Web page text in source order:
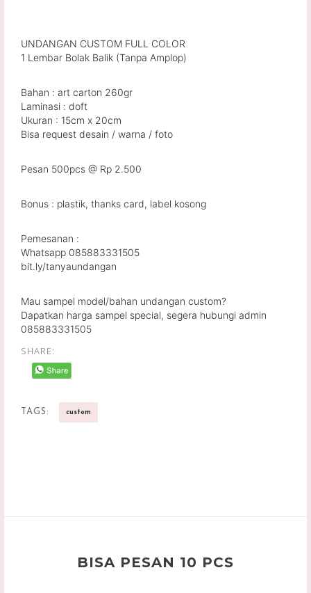
UNDANGAN CUSTOM FULL COLOR
1 Lembar Bolak Balik (Tanpa Amplop)
Bahan : art carton 260gr
Laminasi : doft
Ukuran : 15cm x 20cm
Bisa request desain / warna / foto
Pesan 500pcs @ Rp 2.500
Bonus : plastik, thanks card, label kosong
Pemesanan :
Whatsapp 085883331505
bit.ly/tanyaundangan
Mau sampel model/bahan undangan custom?
Dapatkan harga sampel special, segera hubungi admin
085883331505
SHARE:
TAGS: custom
BISA PESAN 10 PCS